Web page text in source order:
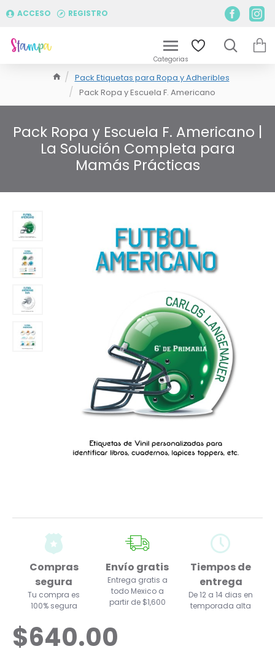
ACCESO REGISTRO
Pack Etiquetas para Ropa y Adheribles
Pack Ropa y Escuela F. Americano
Pack Ropa y Escuela F. Americano |
La Solución Completa para
Mamás Prácticas
Compras
segura
Tu compra es
100% segura
Envío gratis
Entrega gratis a
todo Mexico a
partir de $1,600
Tiempos de
entrega
De 12 a 14 dias en
temporada alta
$640.00